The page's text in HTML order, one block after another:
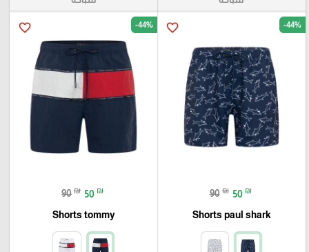
favorite_border -44%
90 ₪ 50 ₪
Shorts paul shark
favorite_border -44%
90 ₪ 50 ₪
Shorts tommy